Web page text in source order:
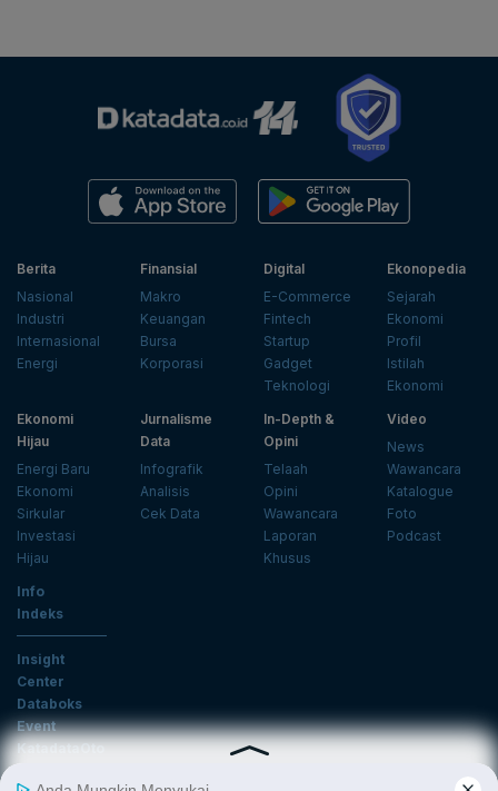
Berita
Nasional
Industri
Internasional
Energi
Finansial
Makro
Keuangan
Bursa
Korporasi
Digital
E-Commerce
Fintech
Startup
Gadget
Teknologi
Ekonopedia
Sejarah
Ekonomi
Profil
Istilah
Ekonomi
Ekonomi
Hijau
Energi Baru
Ekonomi
Sirkular
Investasi
Hijau
Jurnalisme
Data
Infografik
Analisis
Cek Data
In-Depth &
Opini
Telaah
Opini
Wawancara
Laporan
Khusus
Video
News
Wawancara
Katalogue
Foto
Podcast
Info
Indeks
Insight
Center
Databoks
Event
KatadataOto